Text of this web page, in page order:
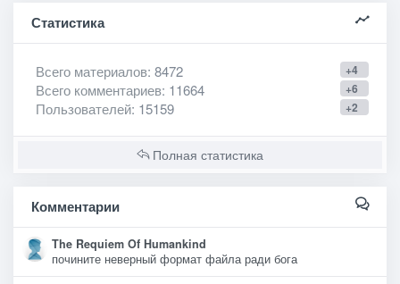
Статистика
+4
Всего материалов: 8472
+6
Всего комментариев: 11664
+2
Пользователей: 15159
Полная статистика
Комментарии
The Requiem Of Humankind
почините неверный формат файла ради бога